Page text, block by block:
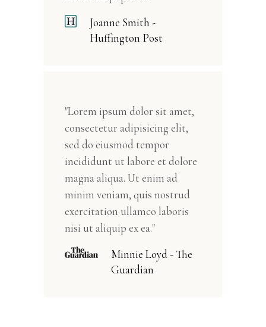
Joanne Smith -
Huffington Post
"Lorem ipsum dolor sit amet,
consectetur adipisicing elit,
sed do eiusmod tempor
incididunt ut labore et dolore
magna aliqua. Ut enim ad
minim veniam, quis nostrud
exercitation ullamco laboris
nisi ut aliquip ex ea."
Minnie Loyd - The
Guardian